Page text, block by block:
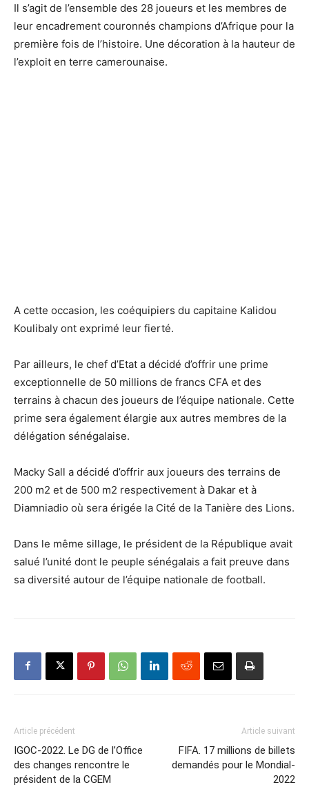
Il s’agit de l’ensemble des 28 joueurs et les membres de
leur encadrement couronnés champions d’Afrique pour la
première fois de l’histoire. Une décoration à la hauteur de
l’exploit en terre camerounaise.
A cette occasion, les coéquipiers du capitaine Kalidou
Koulibaly ont exprimé leur fierté.
Par ailleurs, le chef d’Etat a décidé d’offrir une prime
exceptionnelle de 50 millions de francs CFA et des
terrains à chacun des joueurs de l’équipe nationale. Cette
prime sera également élargie aux autres membres de la
délégation sénégalaise.
Macky Sall a décidé d’offrir aux joueurs des terrains de
200 m2 et de 500 m2 respectivement à Dakar et à
Diamniadio où sera érigée la Cité de la Tanière des Lions.
Dans le même sillage, le président de la République avait
salué l’unité dont le peuple sénégalais a fait preuve dans
sa diversité autour de l’équipe nationale de football.
Article précédent
IGOC-2022. Le DG de l’Office
des changes rencontre le
président de la CGEM
Article suivant
FIFA. 17 millions de billets
demandés pour le Mondial-
2022